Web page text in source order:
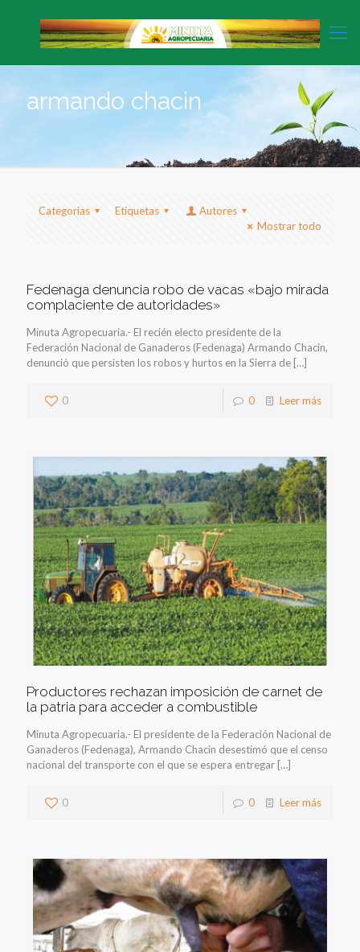
armando chacin
Categorias Etiquetas
Autores
Mostrar todo
Fedenaga denuncia robo de vacas «bajo mirada
complaciente de autoridades»
Minuta Agropecuaria.- El recién electo presidente de la
Federación Nacional de Ganaderos (Fedenaga) Armando Chacin,
denunció que persisten los robos y hurtos en la Sierra de […]
0 0 Leer más
Productores rechazan imposición de carnet de
la patria para acceder a combustible
Minuta Agropecuaria.- El presidente de la Federación Nacional de
Ganaderos (Fedenaga), Armando Chacin desestimó que el censo
nacional del transporte con el que se espera entregar […]
0 0 Leer más